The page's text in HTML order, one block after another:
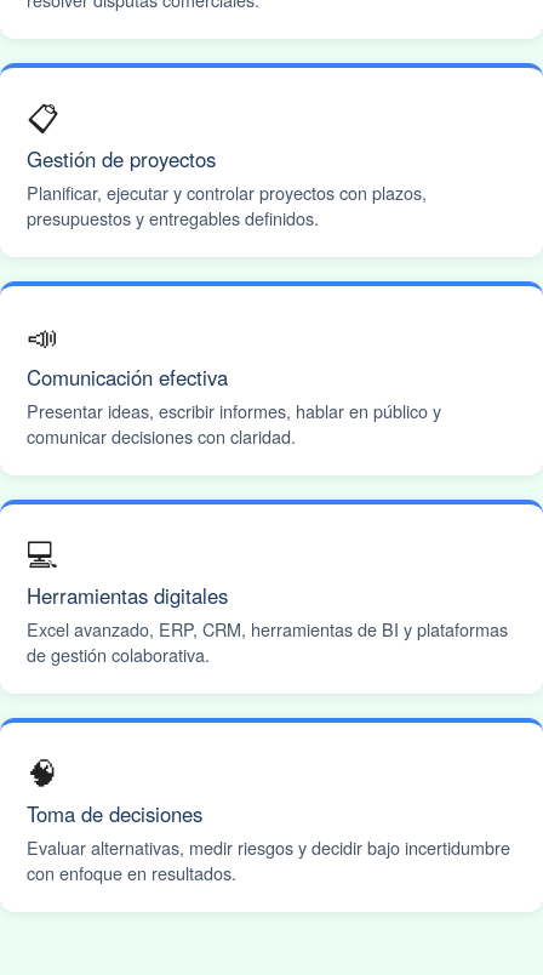
📋
Gestión de proyectos
Planificar, ejecutar y controlar proyectos con plazos,
presupuestos y entregables definidos.
📣
Comunicación efectiva
Presentar ideas, escribir informes, hablar en público y
comunicar decisiones con claridad.
💻
Herramientas digitales
Excel avanzado, ERP, CRM, herramientas de BI y plataformas
de gestión colaborativa.
🧠
Toma de decisiones
Evaluar alternativas, medir riesgos y decidir bajo incertidumbre
con enfoque en resultados.